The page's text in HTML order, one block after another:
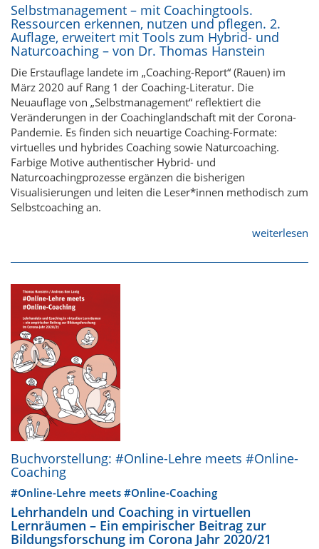
Selbstmanagement – mit Coachingtools.
Ressourcen erkennen, nutzen und pflegen. 2.
Auflage, erweitert mit Tools zum Hybrid- und
Naturcoaching – von Dr. Thomas Hanstein
Die Erstauflage landete im „Coaching-Report“ (Rauen) im
März 2020 auf Rang 1 der Coaching-Literatur. Die
Neuauflage von „Selbstmanagement“ reflektiert die
Veränderungen in der Coachinglandschaft mit der Corona-
Pandemie. Es finden sich neuartige Coaching-Formate:
virtuelles und hybrides Coaching sowie Naturcoaching.
Farbige Motive authentischer Hybrid- und
Naturcoachingprozesse ergänzen die bisherigen
Visualisierungen und leiten die Leser*innen methodisch zum
Selbstcoaching an.
weiterlesen
Buchvorstellung: #Online-Lehre meets #Online-
Coaching
#Online-Lehre meets #Online-Coaching
Lehrhandeln und Coaching in virtuellen
Lernräumen – Ein empirischer Beitrag zur
Bildungsforschung im Corona Jahr 2020/21